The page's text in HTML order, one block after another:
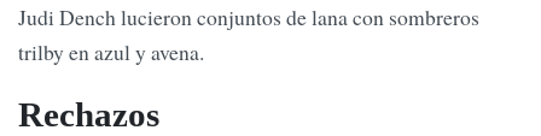
Judi Dench lucieron conjuntos de lana con sombreros
trilby en azul y avena.
Rechazos